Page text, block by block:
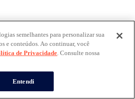
semelhantes para personalizar sua
e conteúdos. Ao continuar, você
de Privacidade. Consulte nossa
Entendi